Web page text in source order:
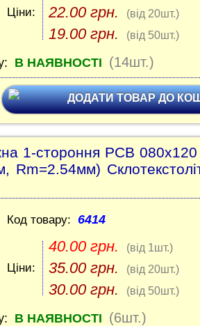
Ціни: 22.00 грн. (від 20шт.)
19.00 грн. (від 50шт.)
В НАЯВНОСТІ (14шт.)
ДОДАТИ ТОВАР ДО
1-стороння PCB 080x120
Rm=2.54мм)
Код товару: 6414
Ціни:
40.00 грн. (від 1шт.)
35.00 грн. (від 20шт.)
30.00 грн. (від 50шт.)
В НАЯВНОСТІ (6шт.)